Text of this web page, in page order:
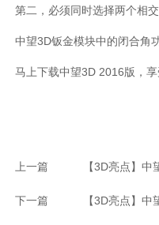
第二，必须同时选择两个相
中望3D钣金模块中的闭合角
马上下载中望3D 2016版，
上一篇 【3D亮点】
下一篇 【3D亮点】